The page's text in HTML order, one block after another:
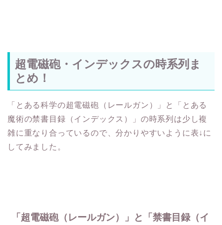
超電磁砲・インデックスの時系列ま
とめ！
「とある科学の超電磁砲（レールガン）」と「とある
魔術の禁書目録（インデックス）」の時系列は少し複
雑に重なり合っているので、分かりやすいように表↓に
してみました。
「超電磁砲（レールガン）」と「禁書目録（イ